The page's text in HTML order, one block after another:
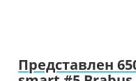
Представлен